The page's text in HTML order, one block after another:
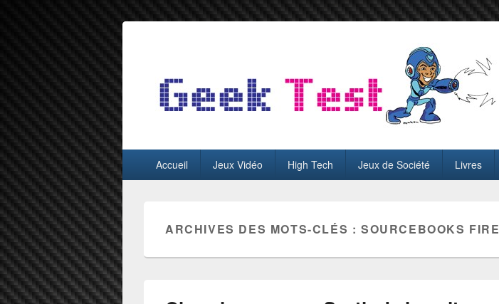
GeekTest
principalAccueil Jeux Vidéo High Tech Jeux de Société Livres
ARCHIVES DES MOTS-CLÉS :SOURCEBOOKS FIRE